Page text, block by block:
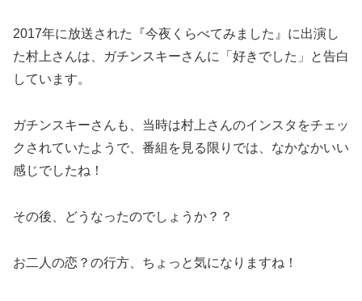
2017年に放送された『今夜くらべてみました』に出演し
た村上さんは、ガチンスキーさんに「好きでした」と告白
しています。
ガチンスキーさんも、当時は村上さんのインスタをチェッ
クされていたようで、番組を見る限りでは、なかなかいい
感じでしたね！
その後、どうなったのでしょうか？？
お二人の恋？の行方、ちょっと気になりますね！